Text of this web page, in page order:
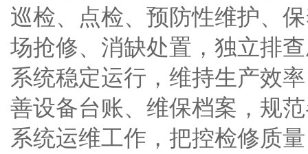
巡检、点检、预防性维护、
场抢修、消缺处置，独立排
系统稳定运行，维持生产效
善设备台账、维保档案，规
系统运维工作，把控检修质